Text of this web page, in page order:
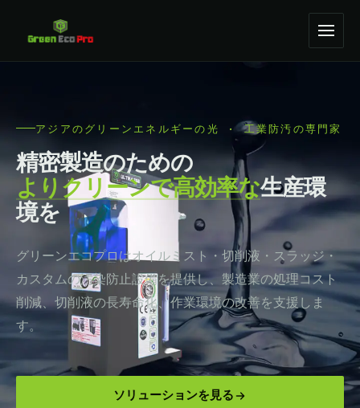
アジアのグリーンエネルギーの光 · 工業防汚の専門家
精密製造のための
よりクリーンで高効率な生産環
境を
グリーンエコプロはオイルミスト・切削液・スラッジ・
カスタムの汚染防止設備を提供し、製造業の処理コスト
削減、切削液の長寿命化、作業環境の改善を支援しま
す。
ソリューションを見る